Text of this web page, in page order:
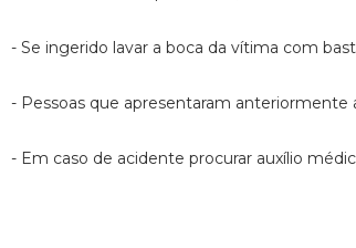
- Se ingerido lavar a boca da vítima com
- Pessoas que apresentaram
- Em caso de acidente procurar auxílio